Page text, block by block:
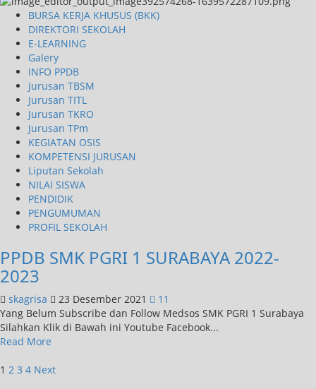
BURSA KERJA KHUSUS (BKK)
DIREKTORI SEKOLAH
E-LEARNING
Galery
INFO PPDB
Jurusan TBSM
Jurusan TITL
Jurusan TKRO
Jurusan TPm
KEGIATAN OSIS
KOMPETENSI JURUSAN
Liputan Sekolah
NILAI SISWA
PENDIDIK
PENGUMUMAN
PROFIL SEKOLAH
PPDB SMK PGRI 1 SURABAYA 2022-
2023
skagrisa 23 Desember 2021
11
Yang Belum Subscribe dan Follow Medsos SMK PGRI 1 Surabaya
Silahkan Klik di Bawah ini Youtube Facebook...
Read More
1 2 3 4 Next